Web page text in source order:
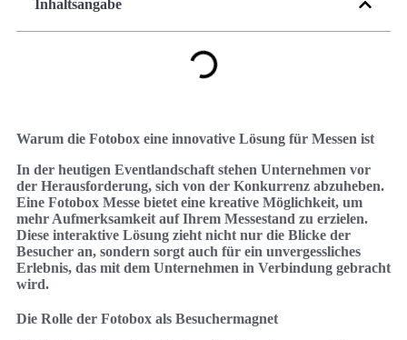
Inhaltsangabe
Warum die Fotobox eine innovative Lösung für Messen ist
In der heutigen Eventlandschaft stehen Unternehmen vor
der Herausforderung, sich von der Konkurrenz abzuheben.
Eine Fotobox Messe bietet eine kreative Möglichkeit, um
mehr Aufmerksamkeit auf Ihrem Messestand zu erzielen.
Diese interaktive Lösung zieht nicht nur die Blicke der
Besucher an, sondern sorgt auch für ein unvergessliches
Erlebnis, das mit dem Unternehmen in Verbindung gebracht
wird.
Die Rolle der Fotobox als Besuchermagnet